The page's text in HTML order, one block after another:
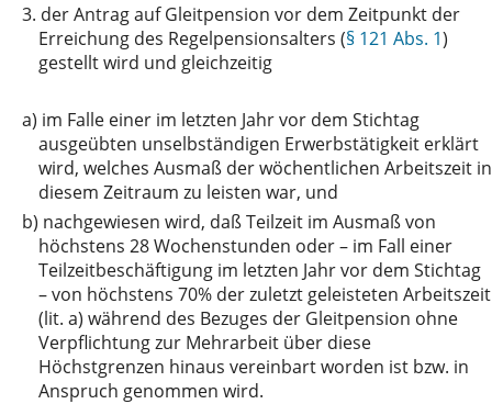
3. der Antrag auf Gleitpension vor dem Zeitpunkt der
Erreichung des Regelpensionsalters (§ 121 Abs. 1)
gestellt wird und gleichzeitig
a) im Falle einer im letzten Jahr vor dem Stichtag
ausgeübten unselbständigen Erwerbstätigkeit erklärt
wird, welches Ausmaß der wöchentlichen Arbeitszeit in
diesem Zeitraum zu leisten war, und
b) nachgewiesen wird, daß Teilzeit im Ausmaß von
höchstens 28 Wochenstunden oder – im Fall einer
Teilzeitbeschäftigung im letzten Jahr vor dem Stichtag
– von höchstens 70% der zuletzt geleisteten Arbeitszeit
(lit. a) während des Bezuges der Gleitpension ohne
Verpflichtung zur Mehrarbeit über diese
Höchstgrenzen hinaus vereinbart worden ist bzw. in
Anspruch genommen wird.